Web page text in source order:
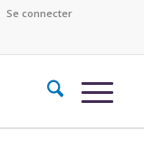
Se connecter